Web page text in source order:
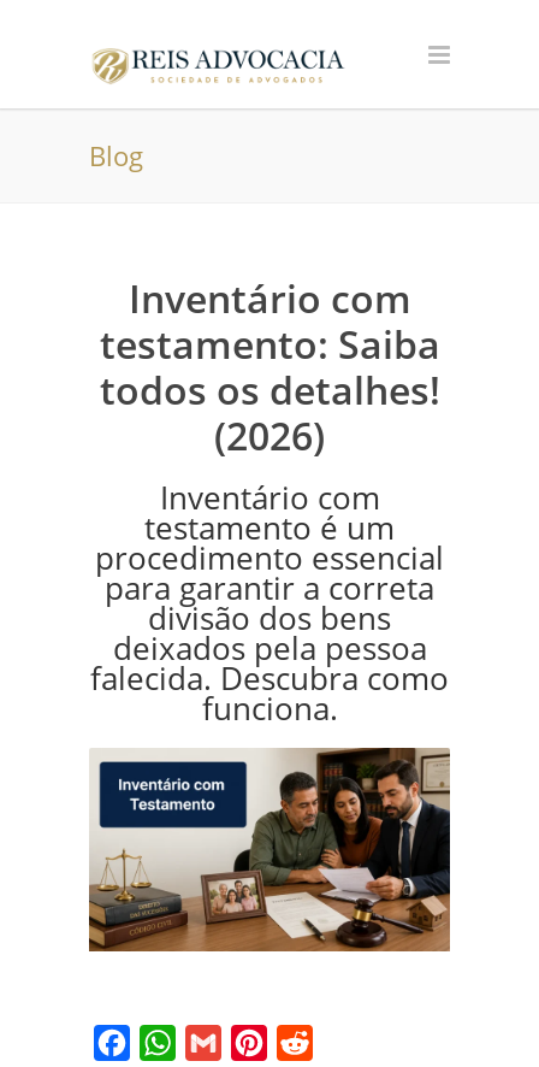
Blog
Inventário com
testamento: Saiba
todos os detalhes!
(2026)
Inventário com
testamento é um
procedimento essencial
para garantir a correta
divisão dos bens
deixados pela pessoa
falecida. Descubra como
funciona.
FacebookWhatsApp
Gmail Pinterest